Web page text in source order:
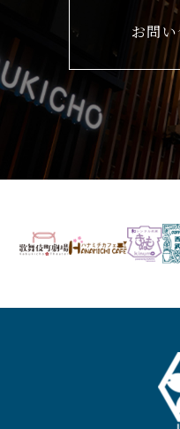
お問